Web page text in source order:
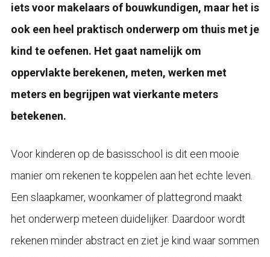
iets voor makelaars of bouwkundigen, maar het is
ook een heel praktisch onderwerp om thuis met je
kind te oefenen. Het gaat namelijk om
oppervlakte berekenen, meten, werken met
meters en begrijpen wat vierkante meters
betekenen.
Voor kinderen op de basisschool is dit een mooie
manier om rekenen te koppelen aan het echte leven.
Een slaapkamer, woonkamer of plattegrond maakt
het onderwerp meteen duidelijker. Daardoor wordt
rekenen minder abstract en ziet je kind waar sommen